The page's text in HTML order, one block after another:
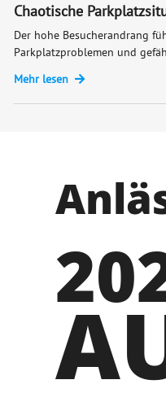
Chaotische
Der hohe Besucherandrang
Parkplatzproblemen und
Mehr lesen